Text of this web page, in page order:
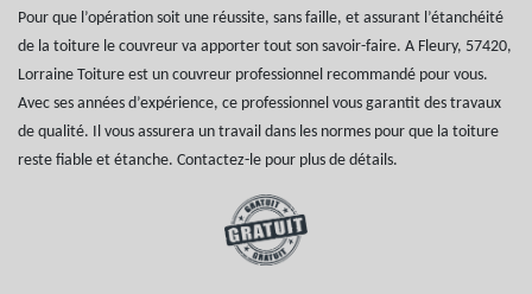
Pour que l’opération soit une réussite, sans faille, et assurant l’étanchéité
de la toiture le couvreur va apporter tout son savoir-faire. A Fleury, 57420,
Lorraine Toiture est un couvreur professionnel recommandé pour vous.
Avec ses années d’expérience, ce professionnel vous garantit des travaux
de qualité. Il vous assurera un travail dans les normes pour que la toiture
reste fiable et étanche. Contactez-le pour plus de détails.